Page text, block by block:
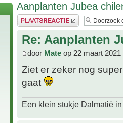
Aanplanten Jubea
Plaats een reactie
Re: Aanplanten
door Mate op 22 maart 2021
Ziet er zeker nog
gaat
Een klein stukje Dalmatië